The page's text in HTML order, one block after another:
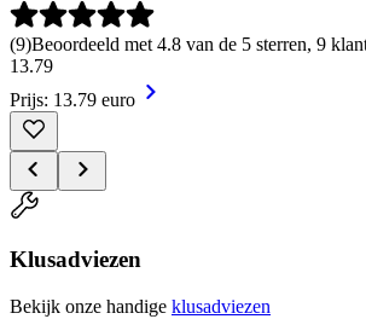
(9)Beoordeeld met 4.8 van de 5 sterren, 9
13.79
Prijs: 13.79 euro
Klusadviezen
Bekijk onze handige klusadviezen